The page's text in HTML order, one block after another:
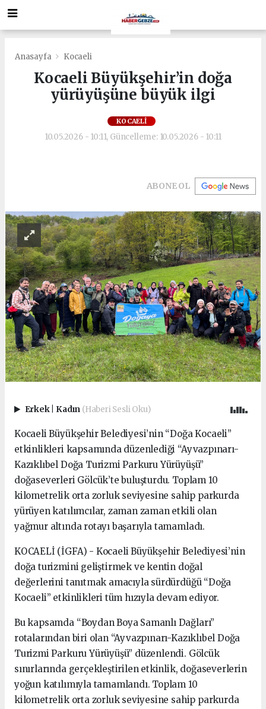
Anasayfa Kocaeli
Kocaeli Büyükşehir’in doğa
yürüyüşüne büyük ilgi
KOCAELI
10.05.2026 - 10:11, Güncelleme: 10.05.2026 - 10:11
ABONE OL
Erkek Kadın (Haberi Sesli Oku)
Kocaeli Büyükşehir Belediyesi’nin “Doğa Kocaeli”
etkinlikleri kapsamında düzenlediği “Ayvazpınarı-
Kazıklıbel Doğa Turizmi Parkuru Yürüyüşü”
doğaseverleri Gölcük’te buluşturdu. Toplam 10
kilometrelik orta zorluk seviyesine sahip parkurda
yürüyen katılımcılar, zaman zaman etkili olan
yağmur altında rotayı başarıyla tamamladı.
KOCAELİ (İGFA) - Kocaeli Büyükşehir Belediyesi’nin
doğa turizmini geliştirmek ve kentin doğal
değerlerini tanıtmak amacıyla sürdürdüğü “Doğa
Kocaeli” etkinlikleri tüm hızıyla devam ediyor.
Bu kapsamda “Boydan Boya Samanlı Dağları”
rotalarından biri olan “Ayvazpınarı-Kazıklıbel Doğa
Turizmi Parkuru Yürüyüşü” düzenlendi. Gölcük
sınırlarında gerçekleştirilen etkinlik, doğaseverlerin
yoğun katılımıyla tamamlandı. Toplam 10
kilometrelik orta zorluk seviyesine sahip parkurda